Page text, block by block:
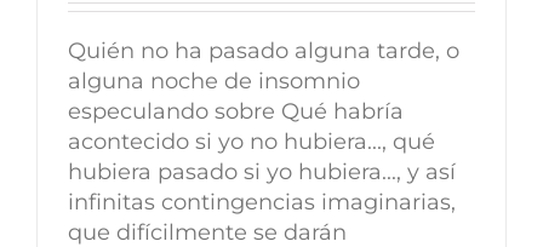
Quién no ha pasado alguna tarde, o
alguna noche de insomnio
especulando sobre Qué habría
acontecido si yo no hubiera..., qué
hubiera pasado si yo hubiera..., y así
infinitas contingencias imaginarias,
que difícilmente se darán